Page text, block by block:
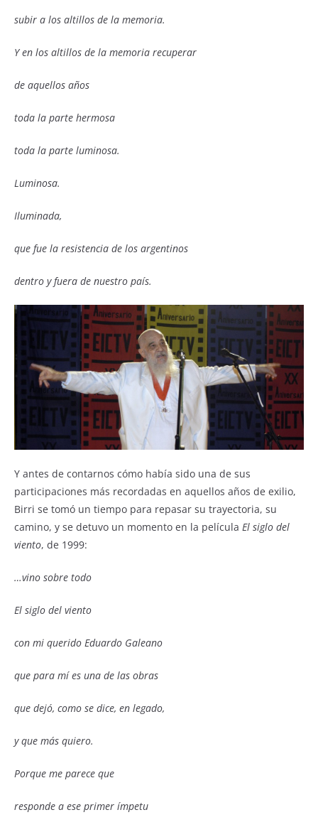
subir a los altillos de la memoria.
Y en los altillos de la memoria recuperar
de aquellos años
toda la parte hermosa
toda la parte luminosa.
Luminosa.
Iluminada,
que fue la resistencia de los argentinos
dentro y fuera de nuestro país.
Y antes de contarnos cómo había sido una de sus
participaciones más recordadas en aquellos años de exilio,
Birri se tomó un tiempo para repasar su trayectoria, su
camino, y se detuvo un momento en la película El siglo del
viento, de 1999:
…vino sobre todo
El siglo del viento
con mi querido Eduardo Galeano
que para mí es una de las obras
que dejó, como se dice, en legado,
y que más quiero.
Porque me parece que
responde a ese primer ímpetu